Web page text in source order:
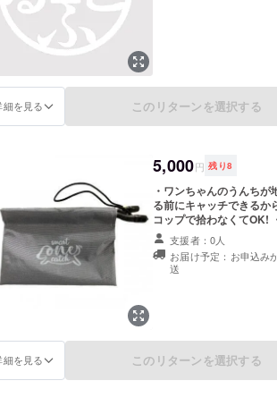
細を見る このリターンを選択する
5,000円 残り8
・ワンちゃんのうんちが
る前にキャッチできるか
コップで拾わなくてOK!
のビニール袋をバッグの
掛けるだけだから、使用
も楽ちん! ・汚れにくい
(汚れたときは柔らかい布
をキャッチします。 4.使
支援者：0人
お届け予定：お申込み
送
細を見る このリターンを選択する